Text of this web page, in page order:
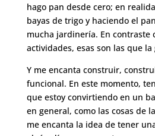
hago pan desde cero; en
bayas de trigo y haciendo el
mucha jardinería. En contraste
actividades, esas son las que
Y me encanta construir,
funcional. En este momento,
que estoy convirtiendo en un
en general, como las cosas de
me encanta la idea de tener